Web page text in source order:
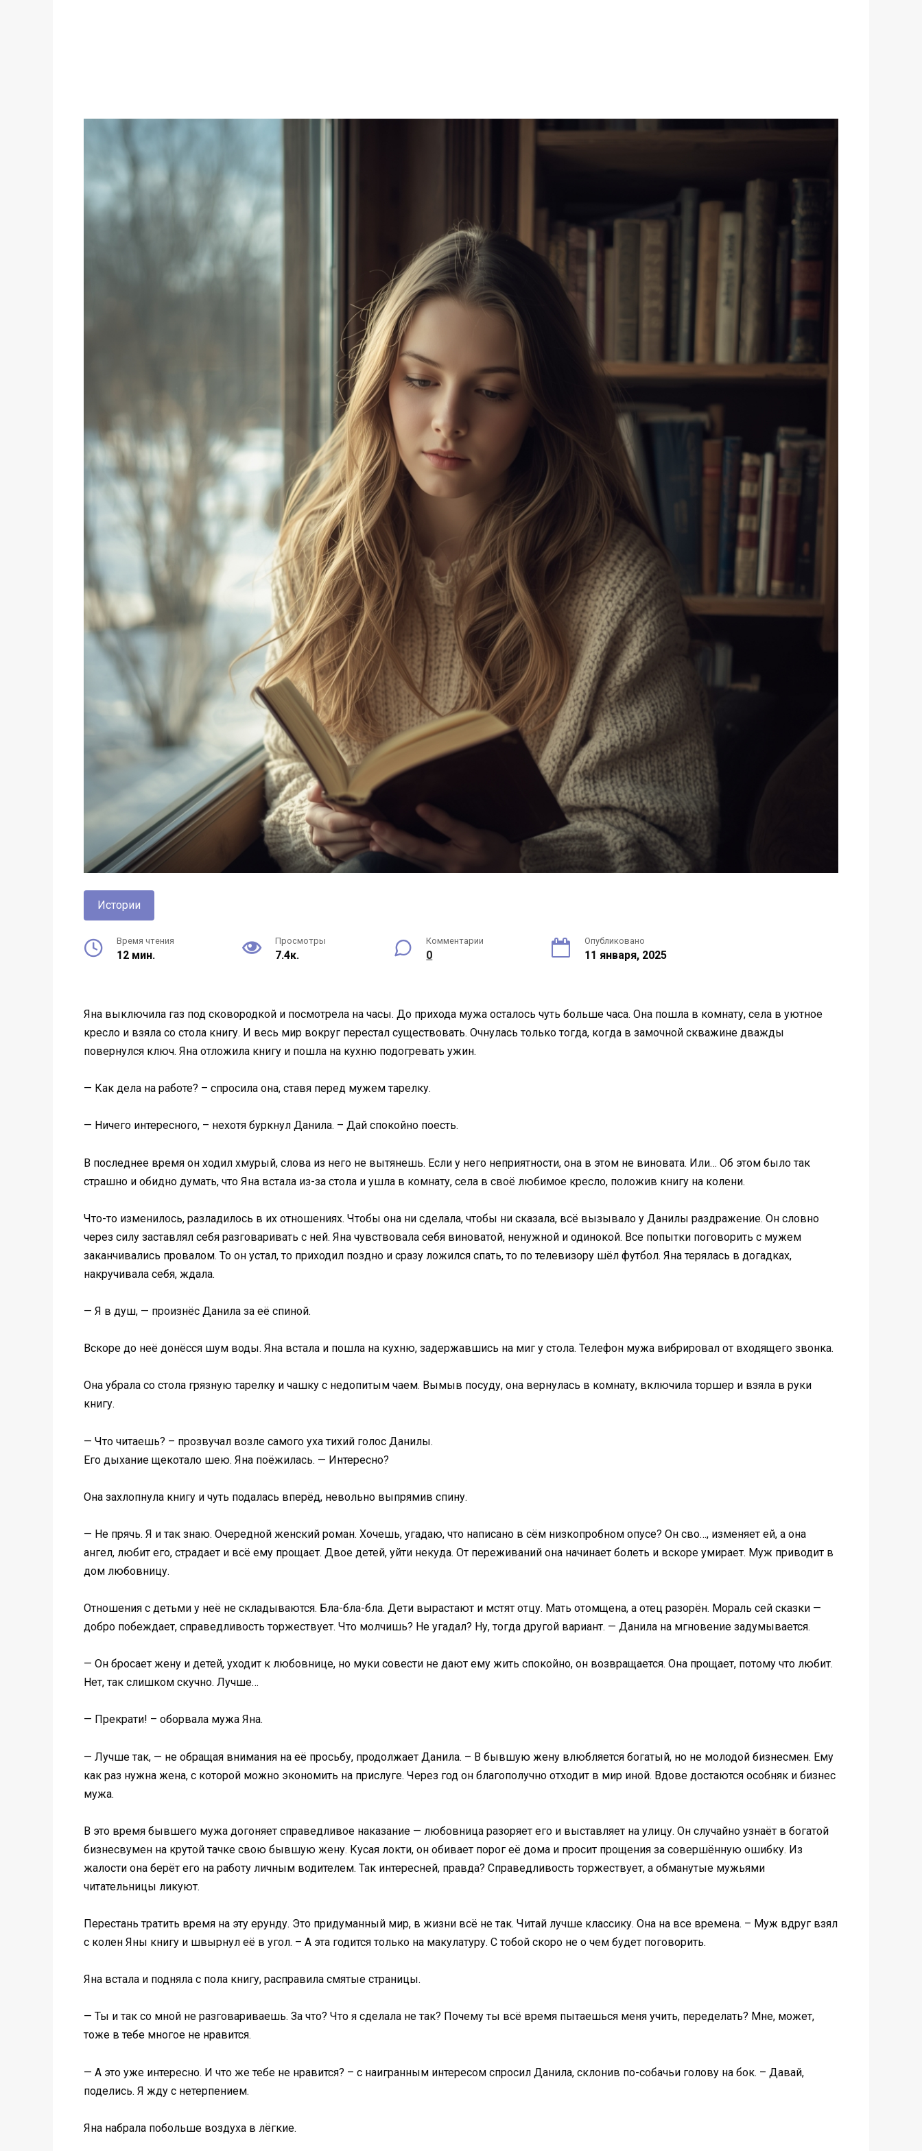
Истории
Время чтения
12 мин.
Просмотры
7.4к.
Комментарии
0
Опубликовано
11 января, 2025
Яна выключила газ под сковородкой и посмотрела на часы. До прихода мужа осталось чуть больше часа. Она пошла в комнату, села в уютное
кресло и взяла со стола книгу. И весь мир вокруг перестал существовать. Очнулась только тогда, когда в замочной скважине дважды
повернулся ключ. Яна отложила книгу и пошла на кухню подогревать ужин.
— Как дела на работе? – спросила она, ставя перед мужем тарелку.
— Ничего интересного, – нехотя буркнул Данила. – Дай спокойно поесть.
В последнее время он ходил хмурый, слова из него не вытянешь. Если у него неприятности, она в этом не виновата. Или… Об этом было так
страшно и обидно думать, что Яна встала из-за стола и ушла в комнату, села в своё любимое кресло, положив книгу на колени.
Что-то изменилось, разладилось в их отношениях. Чтобы она ни сделала, чтобы ни сказала, всё вызывало у Данилы раздражение. Он словно
через силу заставлял себя разговаривать с ней. Яна чувствовала себя виноватой, ненужной и одинокой. Все попытки поговорить с мужем
заканчивались провалом. То он устал, то приходил поздно и сразу ложился спать, то по телевизору шёл футбол. Яна терялась в догадках,
накручивала себя, ждала.
— Я в душ, — произнёс Данила за её спиной.
Вскоре до неё донёсся шум воды. Яна встала и пошла на кухню, задержавшись на миг у стола. Телефон мужа вибрировал от входящего звонка.
Она убрала со стола грязную тарелку и чашку с недопитым чаем. Вымыв посуду, она вернулась в комнату, включила торшер и взяла в руки
книгу.
— Что читаешь? – прозвучал возле самого уха тихий голос Данилы.
Его дыхание щекотало шею. Яна поёжилась. — Интересно?
Она захлопнула книгу и чуть подалась вперёд, невольно выпрямив спину.
— Не прячь. Я и так знаю. Очередной женский роман. Хочешь, угадаю, что написано в сём низкопробном опусе? Он сво…, изменяет ей, а она
ангел, любит его, страдает и всё ему прощает. Двое детей, уйти некуда. От переживаний она начинает болеть и вскоре умирает. Муж приводит в
дом любовницу.
Отношения с детьми у неё не складываются. Бла-бла-бла. Дети вырастают и мстят отцу. Мать отомщена, а отец разорён. Мораль сей сказки —
добро побеждает, справедливость торжествует. Что молчишь? Не угадал? Ну, тогда другой вариант. — Данила на мгновение задумывается.
— Он бросает жену и детей, уходит к любовнице, но муки совести не дают ему жить спокойно, он возвращается. Она прощает, потому что любит.
Нет, так слишком скучно. Лучше…
— Прекрати! – оборвала мужа Яна.
— Лучше так, — не обращая внимания на её просьбу, продолжает Данила. – В бывшую жену влюбляется богатый, но не молодой бизнесмен. Ему
как раз нужна жена, с которой можно экономить на прислуге. Через год он благополучно отходит в мир иной. Вдове достаются особняк и бизнес
мужа.
В это время бывшего мужа догоняет справедливое наказание — любовница разоряет его и выставляет на улицу. Он случайно узнаёт в богатой
бизнесвумен на крутой тачке свою бывшую жену. Кусая локти, он обивает порог её дома и просит прощения за совершённую ошибку. Из
жалости она берёт его на работу личным водителем. Так интересней, правда? Справедливость торжествует, а обманутые мужьями
читательницы ликуют.
Перестань тратить время на эту ерунду. Это придуманный мир, в жизни всё не так. Читай лучше классику. Она на все времена. – Муж вдруг взял
с колен Яны книгу и швырнул её в угол. – А эта годится только на макулатуру. С тобой скоро не о чем будет поговорить.
Яна встала и подняла с пола книгу, расправила смятые страницы.
— Ты и так со мной не разговариваешь. За что? Что я сделала не так? Почему ты всё время пытаешься меня учить, переделать? Мне, может,
тоже в тебе многое не нравится.
— А это уже интересно. И что же тебе не нравится? – с наигранным интересом спросил Данила, склонив по-собачьи голову на бок. – Давай,
поделись. Я жду с нетерпением.
Яна набрала побольше воздуха в лёгкие.